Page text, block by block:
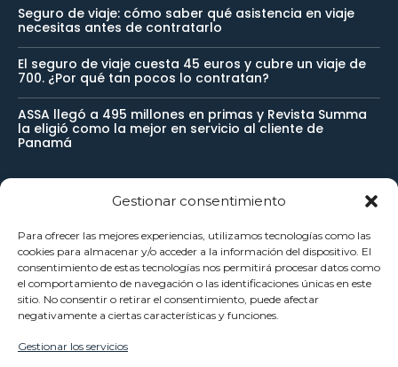
Gestionar consentimiento
Para ofrecer las mejores experiencias, utilizamos tecnologías como las
cookies para almacenar y/o acceder a la información del dispositivo. El
consentimiento de estas tecnologías nos permitirá procesar datos como
el comportamiento de navegación o las identificaciones únicas en este
sitio. No consentir o retirar el consentimiento, puede afectar
negativamente a ciertas características y funciones.
Gestionar los servicios
Seguro de viaje: cómo saber qué asistencia en viaje
necesitas antes de contratarlo
El seguro de viaje cuesta 45 euros y cubre un viaje de
700. ¿Por qué tan pocos lo contratan?
ASSA llegó a 495 millones en primas y Revista Summa
la eligió como la mejor en servicio al cliente de
Panamá
Newsletter
Reciba noticias importantes directamente en su buzón de
entrada y manténgase conectado.